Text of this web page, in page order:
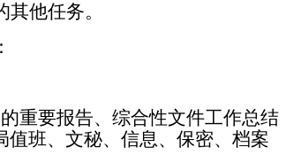
他任务。
重要报告、综合性文件工作总结
班、文秘、信息、保密、档案